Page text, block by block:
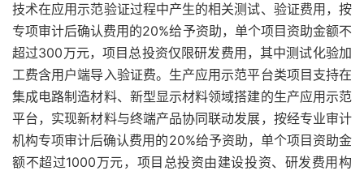
技术在应用示范验证过程中产生的相关测试、验证费用，按
专项审计后确认费用的20%给予资助，单个项目资助金额不
超过300万元，项目总投资仅限研发费用，其中测试化验加
工费含用户端导入验证费。生产应用示范平台类项目支持在
集成电路制造材料、新型显示材料领域搭建的生产应用示范
平台，实现新材料与终端产品协同联动发展，按经专业审计
机构专项审计后确认费用的20%给予资助，单个项目资助金
额不超过1000万元，项目总投资由建设投资、研发费用构